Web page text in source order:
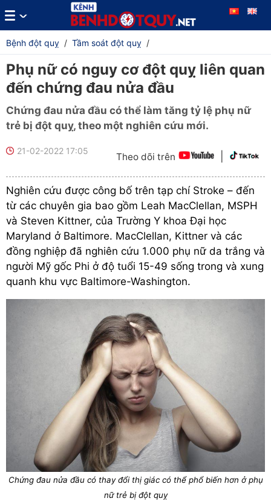
Bệnh đột quỵ / Tầm soát đột quỵ /
Phụ nữ có nguy cơ đột quỵ liên quan
đến chứng đau nửa đầu
Chứng đau nửa đầu có thể làm tăng tỷ lệ phụ nữ
trẻ bị đột quỵ, theo một nghiên cứu mới.
21-02-2022 17:05 Theo dõi trên
Nghiên cứu được công bố trên tạp chí Stroke – đến
từ các chuyên gia bao gồm Leah MacClellan, MSPH
và Steven Kittner, của Trường Y khoa Đại học
Maryland ở Baltimore. MacClellan, Kittner và các
đồng nghiệp đã nghiên cứu 1.000 phụ nữ da trắng và
người Mỹ gốc Phi ở độ tuổi 15-49 sống trong và xung
quanh khu vực Baltimore-Washington.
Chứng đau nửa đầu có thay đổi thị giác có thể phổ biến hơn ở phụ
nữ trẻ bị đột quỵ